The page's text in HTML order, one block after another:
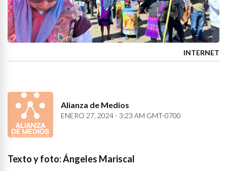
INTERNET
Alianza de Medios
ENERO 27, 2024 - 3:23 AM GMT-0700
Texto y foto: Ángeles Mariscal